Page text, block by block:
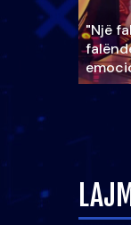
"Një